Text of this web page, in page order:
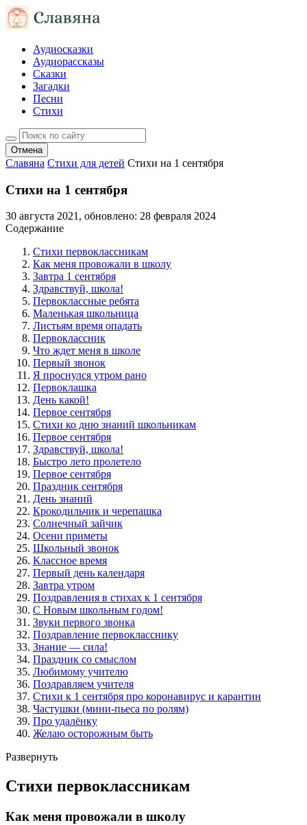
Аудиосказки
Аудиорассказы
Сказки
Загадки
Песни
Стихи
Отмена
Славяна Стихи для детей Стихи на 1 сентября
Стихи на 1 сентября
30 августа 2021, обновлено: 28 февраля 2024
Содержание
Стихи первоклассникам
Как меня провожали в школу
Завтра 1 сентября
Здравствуй, школа!
Первоклассные ребята
Маленькая школьница
Листьям время опадать
Первоклассник
Что ждет меня в школе
Первый звонок
Я проснулся утром рано
Первоклашка
День какой!
Первое сентября
Стихи ко дню знаний школьникам
Первое сентября
Здравствуй, школа!
Быстро лето пролетело
Первое сентября
Праздник сентября
День знаний
Крокодильчик и черепашка
Солнечный зайчик
Осени приметы
Школьный звонок
Классное время
Первый день календаря
Завтра утром
Поздравления в стихах к 1 сентября
С Новым школьным годом!
Звуки первого звонка
Поздравление первокласснику
Знание — сила!
Праздник со смыслом
Любимому учителю
Поздравляем учителя
Стихи к 1 сентября про коронавирус и карантин
Частушки (мини-пьеса по ролям)
Про удалёнку
Желаю осторожным быть
Развернуть
Стихи первоклассникам
Как меня провожали в школу